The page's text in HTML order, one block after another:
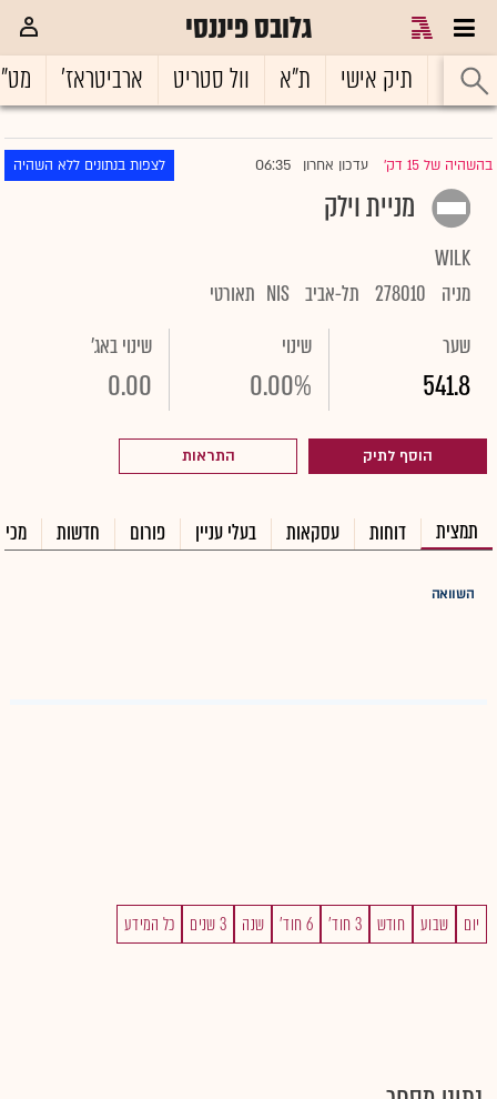
גלובס פיננסי
ראשי תיק אישי ת"א וול סטריט ארביטראז'
בהשהיה של 15 דק' |עדכון אחרון 06:35 לצפות בנתונים ללא השהיה
מניית וילק
WILK
מניה
278010 תל-אביב NIS תאורטי
שער
541.8
שינוי
0.00%
שינוי באג'
0.00
הוסף לתיק התראות
תמצית דוחות עסקאות בעלי עניין פורום חדשות
השוואה
יום שבוע חודש 3 חוד' 6 חוד' שנה 3 שנים כל המידע